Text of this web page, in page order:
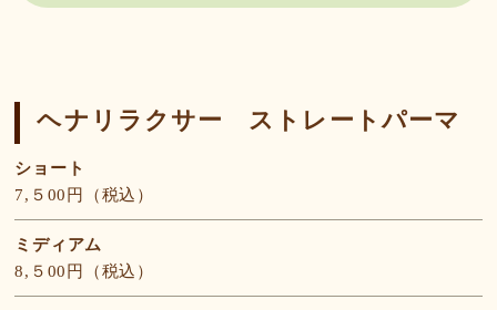
ヘナリラクサー ストレートパーマ
ショート
7,５00円（税込）
ミディアム
8,５00円（税込）